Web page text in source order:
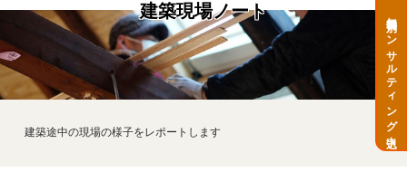
無料個別コンサルティング申込
建築現場ノート
建築途中の現場の様子をレポートします